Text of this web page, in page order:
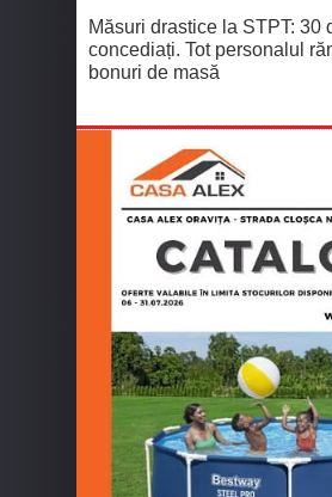
Măsuri drastice la STPT: 30
concediați. Tot personalul
bonuri de masă